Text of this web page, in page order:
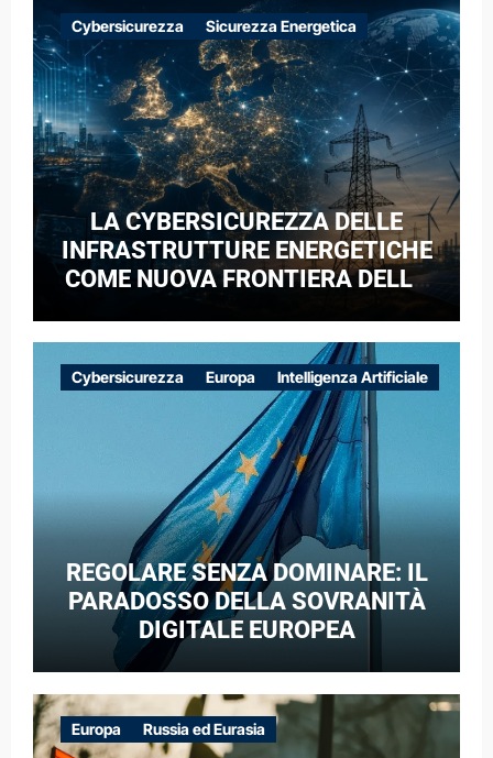
Cybersicurezza Sicurezza Energetica
LA CYBERSICUREZZA DELLE
INFRASTRUTTURE ENERGETICHE
COME NUOVA FRONTIERA DELLA
CASO DELLE RETI ELETTRICHE
EUROPEE NEL CONTESTO DELLA
GUERRA IBRIDA
Cybersicurezza Europa Intelligenza Artificiale
REGOLARE SENZA DOMINARE: IL
PARADOSSO DELLA SOVRANITÀ
DIGITALE EUROPEA
Europa Russia ed Eurasia